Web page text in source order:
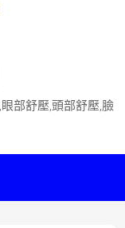
部舒壓,頭部舒壓,臉